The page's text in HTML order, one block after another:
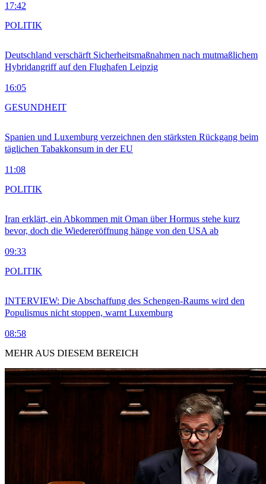
17:42
Deutschland verschärft Sicherheitsmaßnahmen nach mutmaßlichem
Hybridangriff auf den Flughafen Leipzig
16:05
POLITIK
Spanien und Luxemburg verzeichnen den stärksten Rückgang beim
täglichen Tabakkonsum in der EU
11:08
GESUNDHEIT
Iran erklärt, ein Abkommen mit Oman über Hormus stehe kurz
bevor, doch die Wiedereröffnung hänge von den USA ab
09:33
POLITIK
INTERVIEW: Die Abschaffung des Schengen-Raums wird den
Populismus nicht stoppen, warnt Luxemburg
08:58
POLITIK
MEHR AUS DIESEM BEREICH